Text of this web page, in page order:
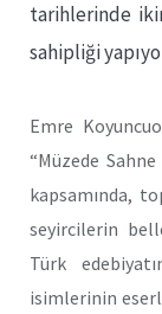
tarihlerinde
sahipliği
Emre
“Müzede
kapsamında,
seyircilerin
Türk
isimlerinin